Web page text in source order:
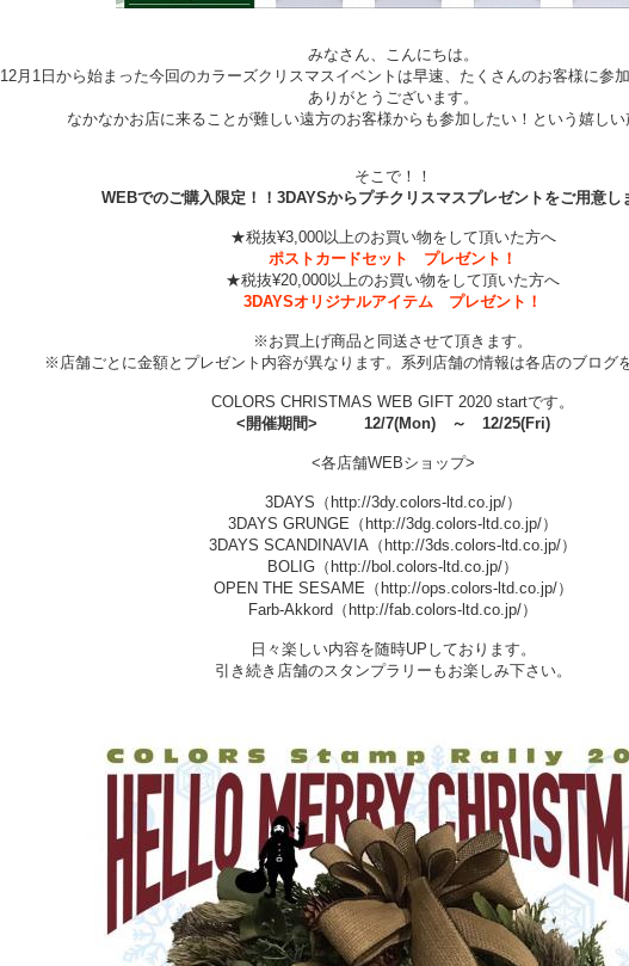
みなさん、こんにちは。
12月1日から始まった今回のカラーズクリスマスイベントは早速、たくさんのお客様に参
ありがとうございます。
なかなかお店に来ることが難しい遠方のお客様からも参加したい！という嬉しい
そこで！！
WEBでのご購入限定！！3DAYSからプチクリスマスプレゼントをご用意し
★税抜¥3,000以上のお買い物をして頂いた方へ
ポストカードセット プレゼント！
★税抜¥20,000以上のお買い物をして頂いた方へ
3DAYSオリジナルアイテム プレゼント！
※ お買上げ商品と同送させて頂きます。
※店舗ごとに金額とプレゼント内容が異なります。系列店舗の情報は各店のブログ
COLORS CHRISTMAS WEB GIFT 2020 startです。
<開催期間> 12/7(Mon) ～ 12/25(Fri)
<各店舗WEBショップ>
3DAYS（http://3dy.colors-ltd.co.jp/）
3DAYS GRUNGE（http://3dg.colors-ltd.co.jp/）
3DAYS SCANDINAVIA（http://3ds.colors-ltd.co.jp/）
BOLIG（http://bol.colors-ltd.co.jp/）
OPEN THE SESAME（http://ops.colors-ltd.co.jp/）
Farb-Akkord（http://fab.colors-ltd.co.jp/）
日々楽しい内容を随時UPしております。
引き続き店舗のスタンプラリーもお楽しみ下さい。